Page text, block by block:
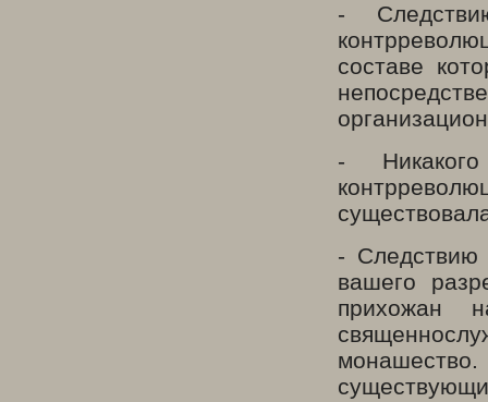
-
составе
-
- Следствию
вашего
прихожан